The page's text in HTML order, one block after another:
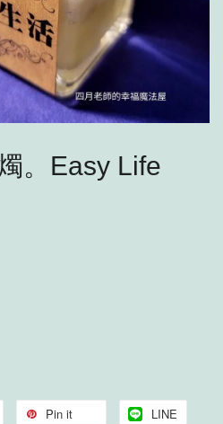
。Easy Life
Pin it LINE